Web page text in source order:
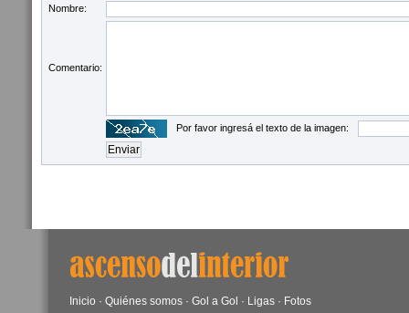
Nombre:
Comentario:
Por favor ingresá el texto de la imagen:
Inicio · Quiénes somos · Gol a Gol · Ligas · Fotos